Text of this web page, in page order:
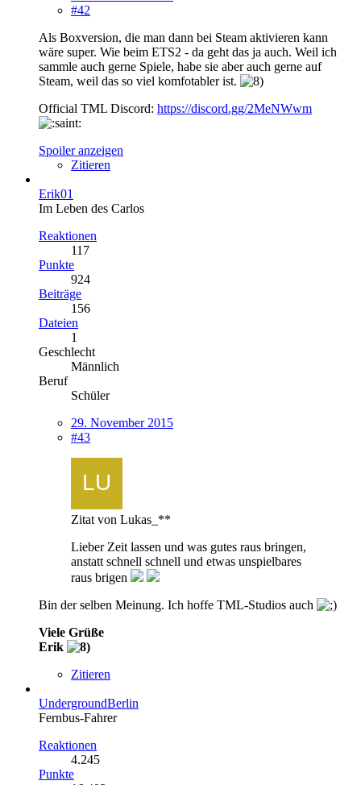
#42
Als Boxversion, die man dann bei Steam aktivieren kann
wäre super. Wie beim ETS2 - da geht das ja auch. Weil ich
sammle auch gerne Spiele, habe sie aber auch gerne auf
Steam, weil das so viel komfotabler ist.
Official TML Discord: https://discord.gg/2MeNWwm
Spoiler anzeigen
Zitieren
Erik01
Im Leben des Carlos
Reaktionen
117
Punkte
924
Beiträge
156
Dateien
1
Geschlecht
Männlich
Beruf
Schüler
29. November 2015
#43
Zitat von Lukas_**
Lieber Zeit lassen und was gutes raus bringen,
anstatt schnell schnell und etwas unspielbares
raus brigen
Bin der selben Meinung. Ich hoffe TML-Studios auch
Viele Grüße
Erik
Zitieren
UndergroundBerlin
Fernbus-Fahrer
Reaktionen
4.245
Punkte